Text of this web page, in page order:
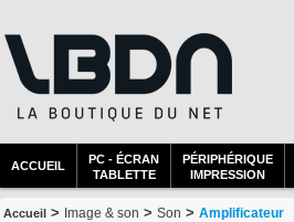
ACCUEIL
PC - ÉCRAN
TABLETTE
PÉRIPHÉRIQUE
IMPRESSION
Accueil > Image & son > Son > Amplificateur